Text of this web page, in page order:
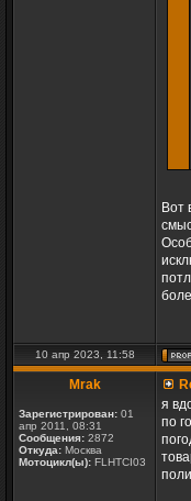
Вот
10 апр 2023, 11:58
Mrak
Зарегистрирован: 01
апр 2011, 08:31
Сообщения: 2872
Откуда: Москва
Мотоцикл(ы): FLHTCI03
я
по